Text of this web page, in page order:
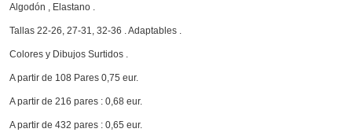
Algodón , Elastano .
Tallas 22-26, 27-31, 32-36 . Adaptables .
Colores y Dibujos Surtidos .
A partir de 108 Pares 0,75 eur.
A partir de 216 pares : 0,68 eur.
A partir de 432 pares : 0,65 eur.